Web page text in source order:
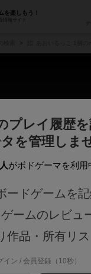
を楽しもう！
情報サイト
ナー名、テーマ名、メカニク
ゲームデザ
ゲームデザ
プレイ履歴を
を管理しま
がボドゲーマを利用
ードゲームを
ームのレビュ
作品・所有リ
イン / 会員登録（10秒）